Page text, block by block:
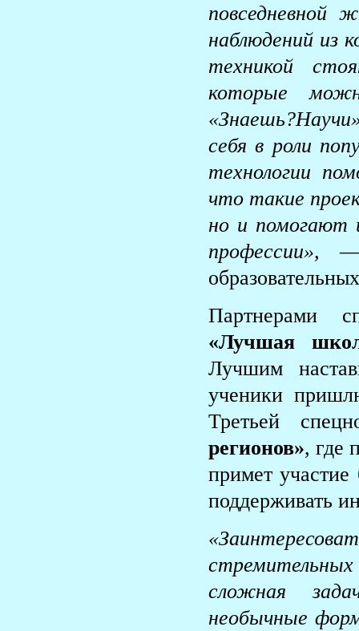
наблюдений из
техникой
которые
себя в роли
технологии
что такие
но и помогают
профессии», —
Партнерами
«Лучшая
Лучшим
ученики
Третьей
регионов», где
примет участие
поддерживать
сложная
необычные